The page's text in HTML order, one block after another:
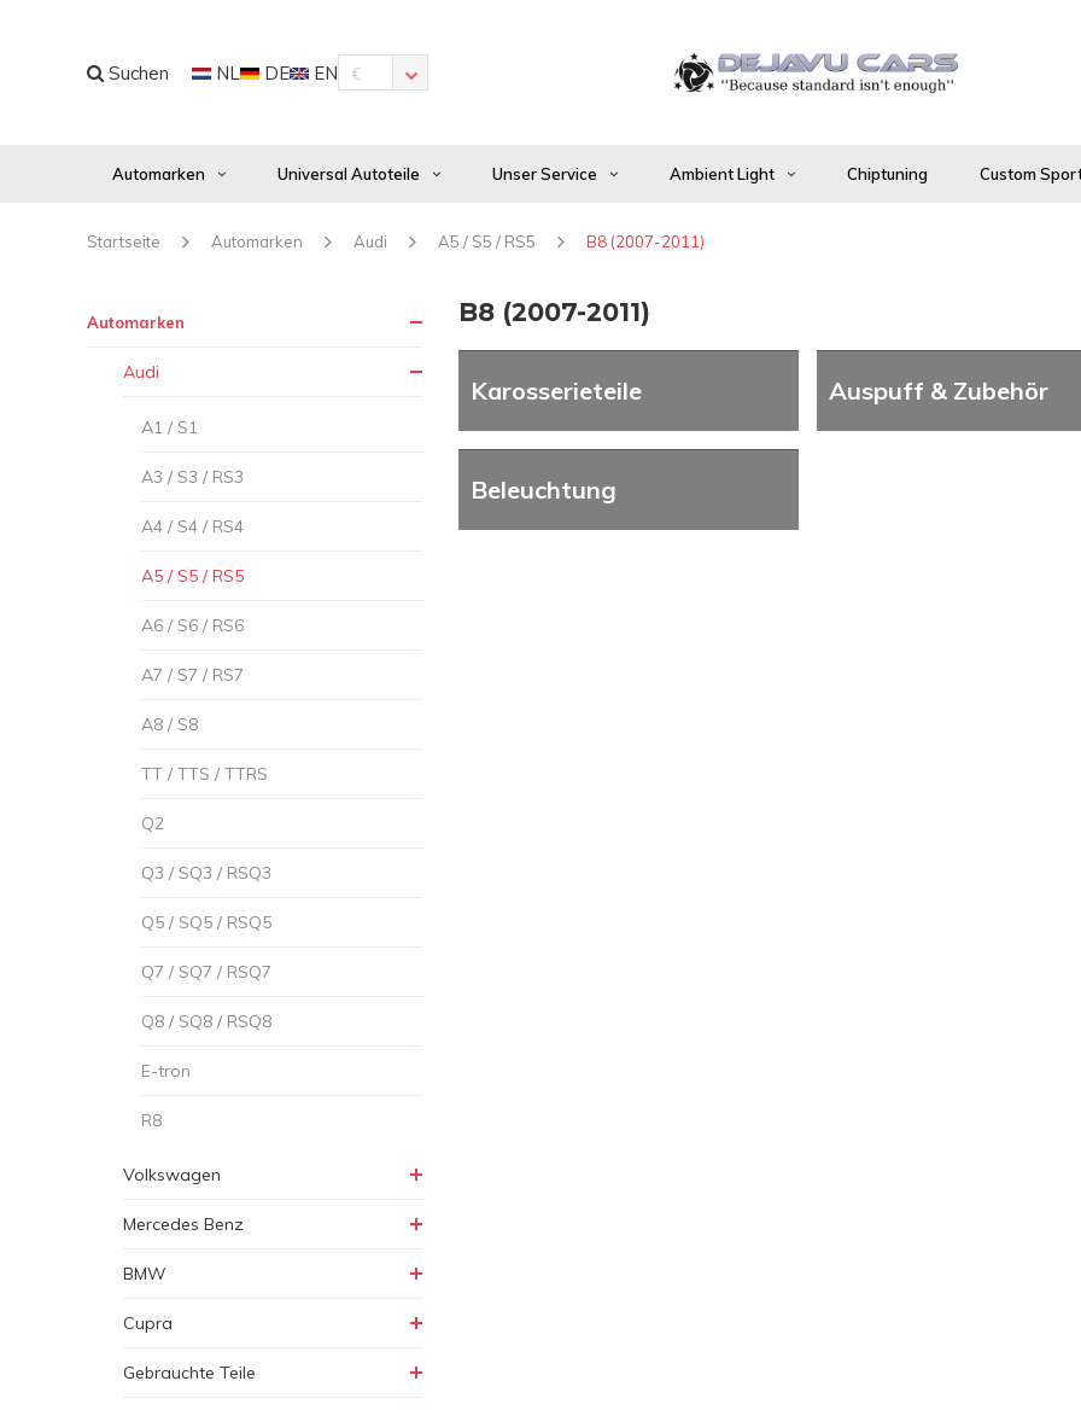
Suchen NL DE EN €
Automarken Universal Autoteile Unser Service Ambient Light Chiptuning Custom
Startseite Automarken Audi A5 / S5 / RS5 B8 (2007-2011)
Automarken
Audi
A1 / S1
A3 / S3 / RS3
A4 / S4 / RS4
A5 / S5 / RS5
A6 / S6 / RS6
A7 / S7 / RS7
A8 / S8
TT / TTS / TTRS
Q2
Q3 / SQ3 / RSQ3
Q5 / SQ5 / RSQ5
Q7 / SQ7 / RSQ7
Q8 / SQ8 / RSQ8
E-tron
R8
Volkswagen
Mercedes Benz
BMW
Cupra
Gebrauchte Teile
B8 (2007-2011)
Karosserieteile Auspuff & Zubehör
Beleuchtung